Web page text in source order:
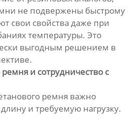
не подвержены быстрому
свои свойства даже при
температуры. Это
выгодным решением в
и сотрудничество с
ремня важно
и требуемую нагрузку.